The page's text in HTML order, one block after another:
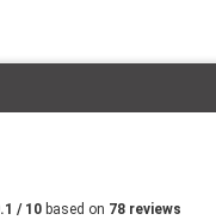
/ 10 based on 78 reviews